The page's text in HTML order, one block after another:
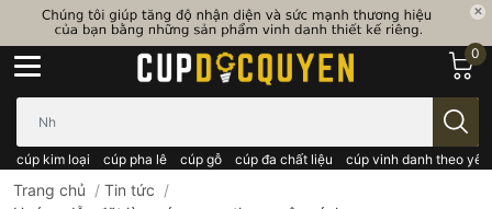
cúp kim loại cúp pha lê cúp gỗ cúp đa chất liệu cúp vinh danh theo
0
Trang chủ / Tin tức /